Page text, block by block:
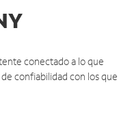
conectado a lo que
confiabilidad con los que